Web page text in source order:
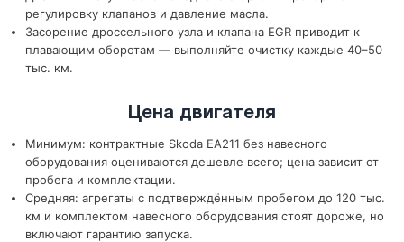
регулировку клапанов и давление масла.
Засорение дроссельного узла и клапана EGR приводит к
плавающим оборотам — выполняйте очистку каждые 40–50
тыс. км.
Цена двигателя
Минимум: контрактные Skoda EA211 без навесного
оборудования оцениваются дешевле всего; цена зависит от
пробега и комплектации.
Средняя: агрегаты с подтверждённым пробегом до 120 тыс.
км и комплектом навесного оборудования стоят дороже, но
включают гарантию запуска.